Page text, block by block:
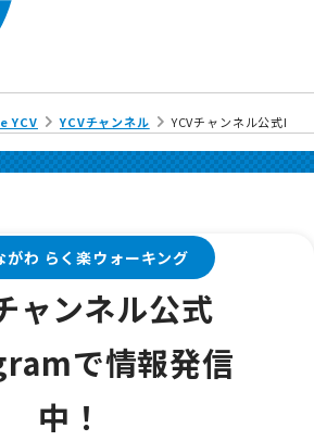
YCV YCVチャンネル YCVチャンネル公式
がわ らく楽ウォーキング
ャンネル公式
で情報発信
中！